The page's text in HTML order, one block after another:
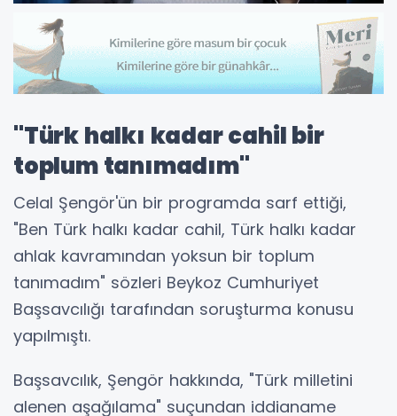
"Türk halkı kadar cahil bir
toplum tanımadım"
Celal Şengör'ün bir programda sarf ettiği,
"Ben Türk halkı kadar cahil, Türk halkı kadar
ahlak kavramından yoksun bir toplum
tanımadım" sözleri Beykoz Cumhuriyet
Başsavcılığı tarafından soruşturma konusu
yapılmıştı.
Başsavcılık, Şengör hakkında, "Türk milletini
alenen aşağılama" suçundan iddianame